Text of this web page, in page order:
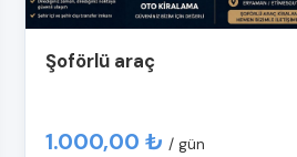
Şoförlü araç
1.000,00 ₺ / gün